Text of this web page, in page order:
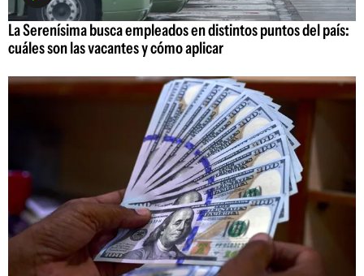
La Serenísima busca empleados en distintos puntos del país:
cuáles son las vacantes y cómo aplicar